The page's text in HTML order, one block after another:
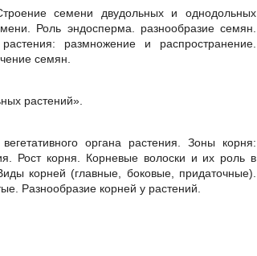
семени двудольных и однодольных
Роль эндосперма. разнообразие семян.
размножение и распространение.
семян.
растений».
органа растения. Зоны корня:
Рост корня. Корневые волоски и их роль в
корней (главные, боковые, придаточные).
Разнообразие корней у растений.